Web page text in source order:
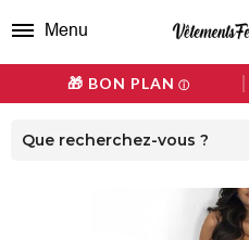
🎁 BON PLAN ⓘ
Menu